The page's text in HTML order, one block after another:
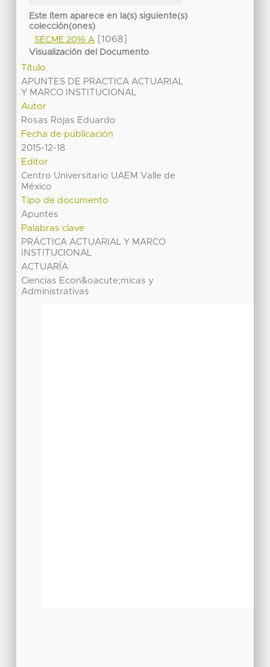
Este ítem aparece en la(s) siguiente(s)
colección(ones)
SECME 2016 A [1068]
Visualización del Documento
Título
APUNTES DE PRACTICA ACTUARIAL
Y MARCO INSTITUCIONAL
Autor
Rosas Rojas Eduardo
Fecha de publicación
2015-12-18
Editor
Centro Universitario UAEM Valle de
México
Tipo de documento
Apuntes
Palabras clave
PRÁCTICA ACTUARIAL Y MARCO
INSTITUCIONAL
ACTUARÍA
Ciencias Econ&oacute;micas y
Administrativas